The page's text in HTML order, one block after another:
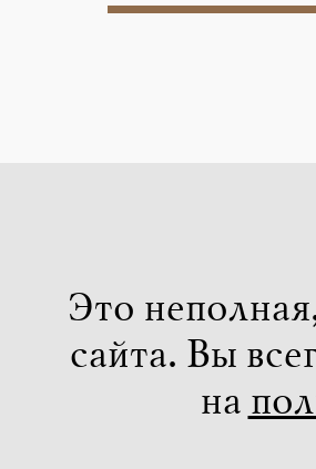
Это
сайта. Вы
на